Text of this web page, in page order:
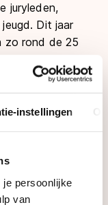
instellingen
persoonlijke
van
juryleden,
Dit jaar
zo rond de 25
mee. Ook in mijn
jeugd
is mooi als dat
in het
even over na te